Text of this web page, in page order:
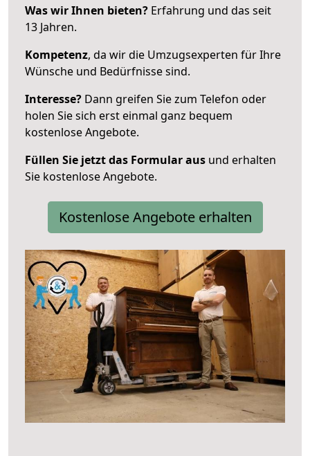
Was wir Ihnen bieten? Erfahrung und das seit
13 Jahren.
Kompetenz, da wir die Umzugsexperten für Ihre
Wünsche und Bedürfnisse sind.
Interesse? Dann greifen Sie zum Telefon oder
holen Sie sich erst einmal ganz bequem
kostenlose Angebote.
Füllen Sie jetzt das Formular aus und erhalten
Sie kostenlose Angebote.
Kostenlose Angebote erhalten